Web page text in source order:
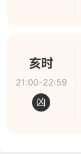
亥时
21:00-22:59
凶